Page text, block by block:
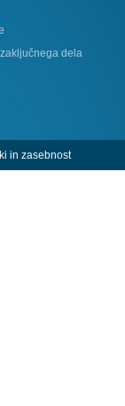
dela
in zasebnost